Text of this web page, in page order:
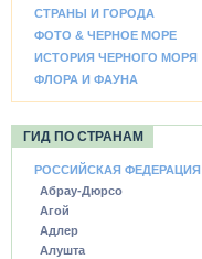
СТРАНЫ И ГОРОДА
ФОТО & ЧЕРНОЕ МОРЕ
ИСТОРИЯ ЧЕРНОГО МОРЯ
ФЛОРА И ФАУНА
ГИД ПО СТРАНАМ
РОССИЙСКАЯ ФЕДЕРАЦИЯ
Абрау-Дюрсо
Агой
Адлер
Алушта